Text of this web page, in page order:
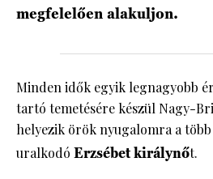
megfelelően alakuljon.
Minden idők egyik legnagyobb
tartó temetésére készül Nagy-
helyezik örök nyugalomra a
uralkodó Erzsébet királynőt.